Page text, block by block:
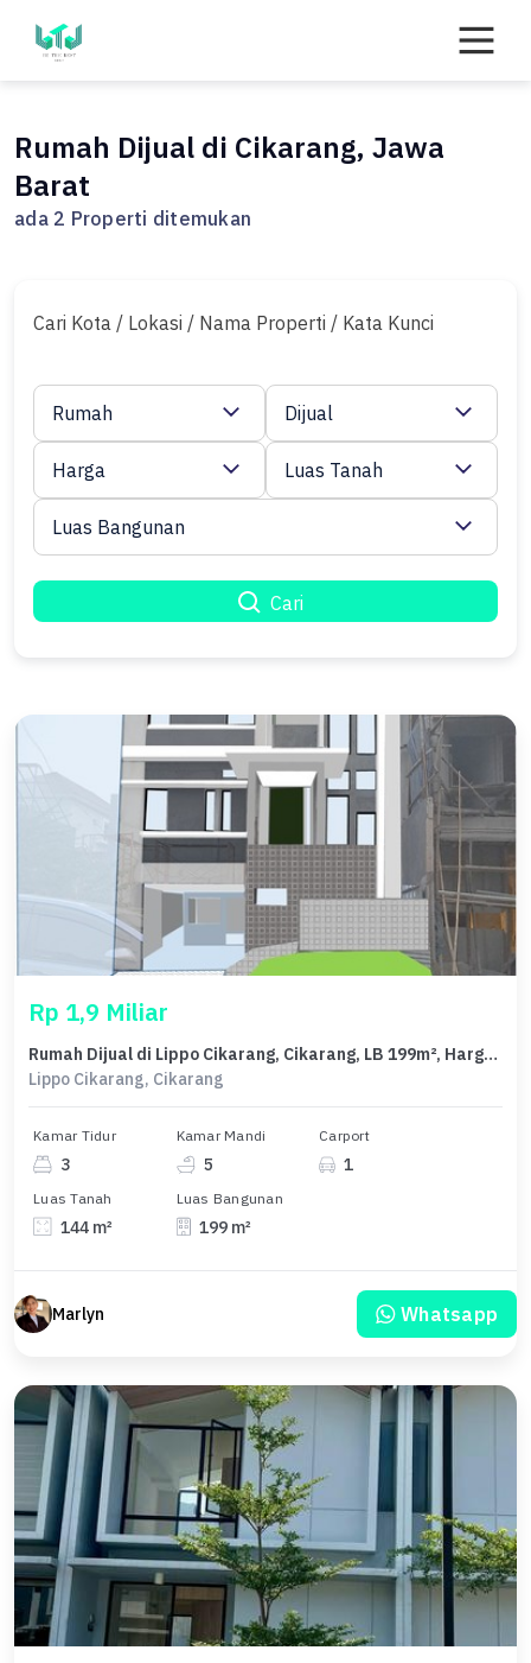
Rumah Dijual di Cikarang, Jawa
Barat
ada 2 Properti ditemukan
Cari Kota / Lokasi / Nama Properti / Kata Kunci
Cari
Rumah Dijual
Harga Luas Tanah
Luas Bangunan
Rp 1,9 Miliar
Rumah Dijual di Lippo Cikarang, Cikarang, LB 199m², Harga Kompetitif!
Lippo Cikarang, Cikarang
Kamar Tidur
3
Kamar Mandi
5
Carport
1
Luas Tanah
144 m²
Luas Bangunan
199 m²
Marlyn Whatsapp